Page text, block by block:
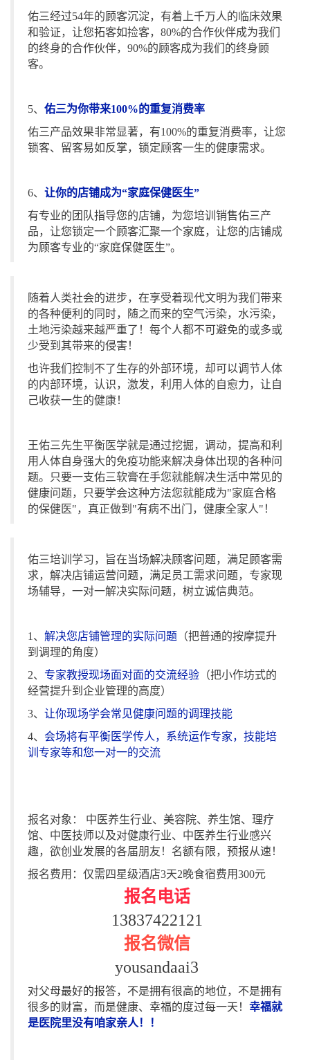
佑三经过54年的顾客沉淀，有着上千万人的临床效果
和验证，让您拓客如捡客，80%的合作伙伴成为我们
的终身的合作伙伴，90%的顾客成为我们的终身顾
客。
5、 佑三为你带来100%的重复消费率
佑三产品效果非常显著，有100%的重复消费率，让您
锁客、留客易如反掌，锁定顾客一生的健康需求。
6、 让你的店铺成为“家庭保健医生”
有专业的团队指导您的店铺，为您培训销售佑三产
品，让您锁定一个顾客汇聚一个家庭，让您的店铺成
为顾客专业的“家庭保健医生”。
随着人类社会的进步，在享受着现代文明为我们带来
的各种便利的同时，随之而来的空气污染，水污染，
土地污染越来越严重了！每个人都不可避免的或多或
少受到其带来的侵害！
也许我们控制不了生存的外部环境，却可以调节人体
的内部环境，认识，激发，利用人体的自愈力，让自
己收获一生的健康！
王佑三先生平衡医学就是通过挖掘，调动，提高和利
用人体自身强大的免疫功能来解决身体出现的各种问
题。只要一支佑三软膏在手您就能解决生活中常见的
健康问题，只要学会这种方法您就能成为"家庭合格
的保健医"，真正做到"有病不出门，健康全家人"！
佑三培训学习，旨在当场解决顾客问题，满足顾客需
求，解决店铺运营问题，满足员工需求问题，专家现
场辅导，一对一解决实际问题，树立诚信典范。
1、 解决您店铺管理的实际问题 （把普通的按摩提升
到调理的角度）
2、 专家教授现场面对面的交流经验 （把小作坊式的
经营提升到企业管理的高度）
3、 让你现场学会常见健康问题的调理技能
4、 会场将有平衡医学传人，系统运作专家，技能培
训专家等和您一对一的交流
报名对象： 中医养生行业、美容院、养生馆、理疗
馆、中医技师以及对健康行业、中医养生行业感兴
趣，欲创业发展的各届朋友！名额有限，预报从速！
报名费用：仅需四星级酒店3天2晚食宿费用300元
报名电话
13837422121
报名微信
yousandaai3
对父母最好的报答，不是拥有很高的地位，不是拥有
很多的财富，而是健康、幸福的度过每一天！ 幸福就
是医院里没有咱家亲人！！